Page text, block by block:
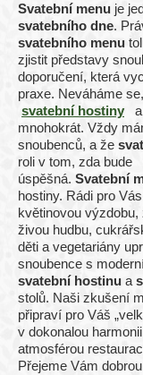
Svatební menu je
svatebního dne.
svatebního menu
zjistit představy
doporučení, která
praxe. Neváháme
svatební hostiny
a
mnohokrát. Vždy
snoubenců, a že
roli v tom, zda bude
úspěšná. Svatební
hostiny. Rádi pro
květinovou
živou hudbu,
děti a vegetariány
snoubence s
svatební hostinu a
stolů. Naši zkušení
připraví pro Váš
v dokonalou
atmosférou
Přejeme Vám